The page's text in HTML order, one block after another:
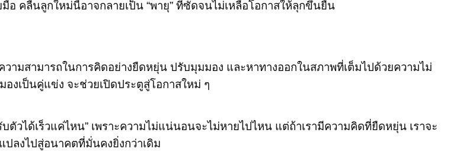
อ คลื่นลูกใหม่นี้อาจกลายเป็น “พายุ” ที่ซัดจนไม่เหลือโอกาสให้ลุกขึ้นยืน
ามสามารถในการคิดอย่างยืดหยุ่น ปรับมุมมอง และหาทางออกในสภาพที่เต็มไปด้วยความไม่
งเป็นคู่แข่ง จะช่วยเปิดประตูสู่โอกาสใหม่ ๆ
ตัวได้เร็วแค่ไหน” เพราะความไม่แน่นอนจะไม่หายไปไหน แต่ถ้าเรามีความคิดที่ยืดหยุ่น เราจะ
ลงไปสู่อนาคตที่มั่นคงยิ่งกว่าเดิม